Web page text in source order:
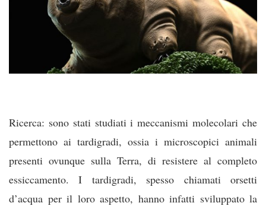
Ricerca: sono stati studiati i meccanismi molecolari che
permettono ai tardigradi, ossia i microscopici animali
presenti ovunque sulla Terra, di resistere al completo
essiccamento. I tardigradi, spesso chiamati orsetti
d’acqua per il loro aspetto, hanno infatti sviluppato la